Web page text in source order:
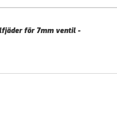
för 7mm ventil -